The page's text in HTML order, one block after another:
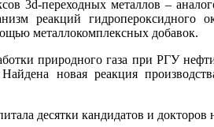
3d-переходных металлов –
реакций гидропероксидного
металлокомплексных добавок.
природного газа при РГУ
новая реакция
десятки кандидатов и докторов